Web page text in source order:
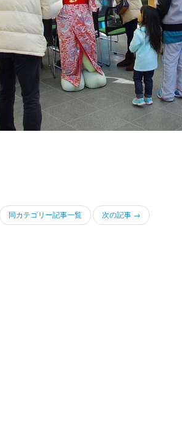
同カテゴリー記事一覧 次の記事 →